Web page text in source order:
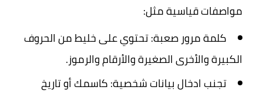
مواصفات قياسية مثل:
كلمة مرور صعبة:تحتوي على خليط من الحروف
الكبيرة والأخرى الصغيرة والأرقام والرموز.
تجنب ادخال بيانات شخصية:كاسمك أو تاريخ